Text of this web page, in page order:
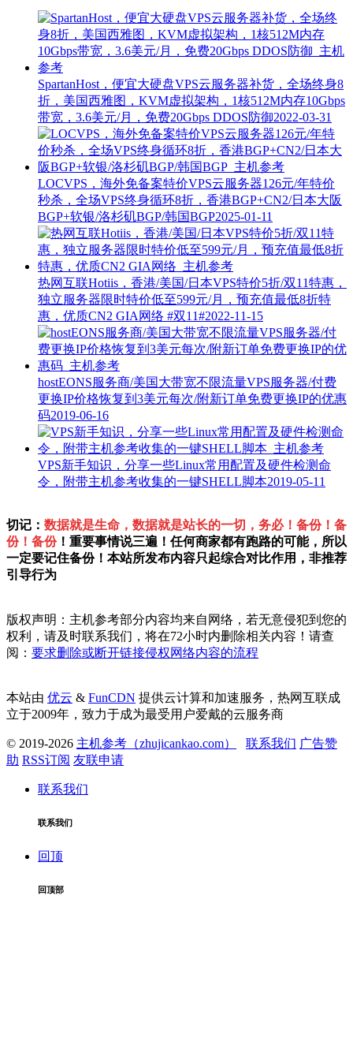
SpartanHost，便宜大硬盘VPS云服务器补货，全场终身8
折，美国西雅图，KVM虚拟架构，1核512M内存10Gbps
带宽，3.6美元/月，免费20Gbps DDOS防御2022-03-31
LOCVPS，海外免备案特价VPS云服务器126元/年特价
秒杀，全场VPS终身循环8折，香港BGP+CN2/日本大阪
BGP+软银/洛杉矶BGP/韩国BGP2025-01-11
热网互联Hotiis，香港/美国/日本VPS特价5折/双11特惠，
独立服务器限时特价低至599元/月，预充值最低8折特
惠，优质CN2 GIA网络 #双11#2022-11-15
hostEONS服务商/美国大带宽不限流量VPS服务器/付费
更换IP价格恢复到3美元每次/附新订单免费更换IP的优惠
码2019-06-16
VPS新手知识，分享一些Linux常用配置及硬件检测命
令，附带主机参考收集的一键SHELL脚本2019-05-11
切记： 数据就是生命，数据就是站长的一切，务必！备份！备
份！备份！重要事情说三遍！任何商家都有跑路的可能，所以
一定要记住备份！本站所发布内容只起综合对比作用，非推荐
引导行为
版权声明：主机参考部分内容均来自网络，若无意侵犯到您的
权利，请及时联系我们，将在72小时内删除相关内容！请查
阅： 要求删除或断开链接侵权网络内容的流程
本站由 优云 & FunCDN 提供云计算和加速服务，热网互联成
立于2009年，致力于成为最受用户爱戴的云服务商
© 2019-2026 主机参考（zhujicankao.com） 联系我们 广告赞
助 RSS订阅 友联申请
联系我们
联系我们
回顶
回顶部